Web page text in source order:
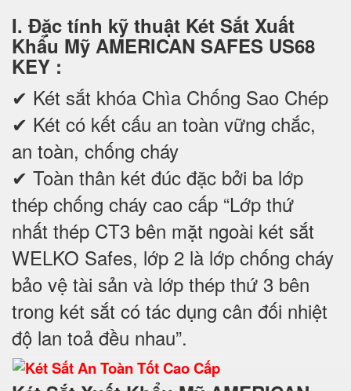
I. Đặc tính kỹ thuật Két Sắt Xuất
Khẩu Mỹ AMERICAN SAFES US68
KEY :
✔ Két sắt khóa Chìa Chống Sao Chép
✔ Két có kết cấu an toàn vững chắc,
an toàn, chống cháy
✔ Toàn thân két đúc đặc bởi ba lớp
thép chống cháy cao cấp “Lớp thứ
nhất thép CT3 bên mặt ngoài két sắt
WELKO Safes, lớp 2 là lớp chống cháy
bảo vệ tài sản và lớp thép thứ 3 bên
trong két sắt có tác dụng cân đối nhiệt
độ lan toả đều nhau”.